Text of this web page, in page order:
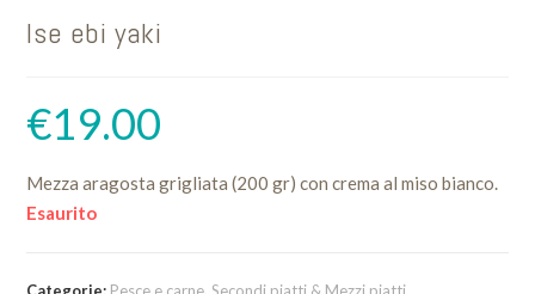
Ise ebi yaki
€19.00
Mezza aragosta grigliata (200 gr) con crema al miso bianco.
Esaurito